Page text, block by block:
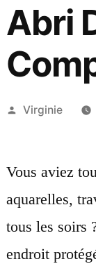
Abri
Publié
Virginie
Vous aviez
aquarelles,
tous les soirs
endroit